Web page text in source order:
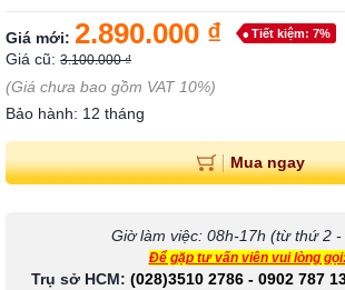
Giá mới: 2.890.000 ₫ Tiết kiệm: 7%
Giá cũ: 3.100.000 ₫
(Giá chưa bao gồm VAT 10%)
Bảo hành: 12 tháng
Mua ngay
Giờ làm việc: 08h-17h (từ thứ 2
Để gặp tư vấn viên vui lòng
Trụ sở HCM: (028)3510 2786 - 0902 787